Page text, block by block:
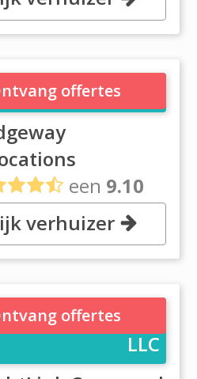
2808, Dubai
Relocations
een 9.10
reviews
: 8109, Al Qouz Dubai
offertes
verhuizer
and Movers
LLC
offertes